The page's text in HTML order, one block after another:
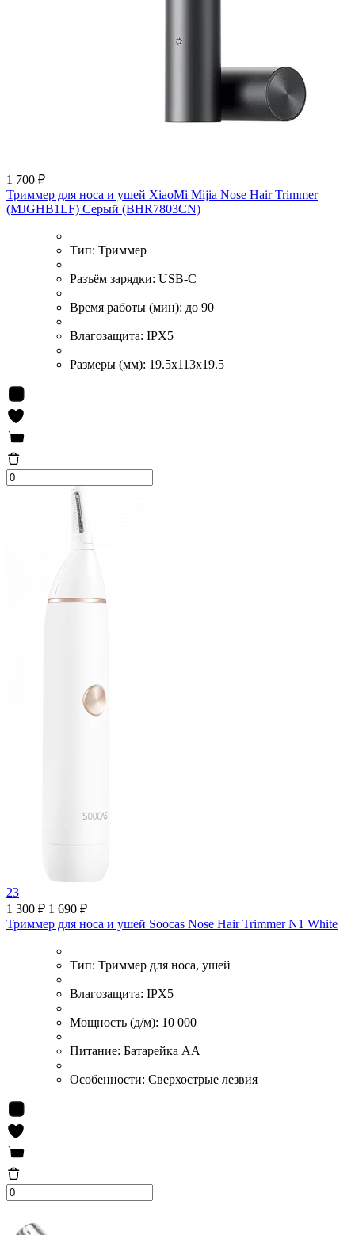
1 700 ₽
Триммер для носа и ушей XiaoMi Mijia Nose Hair Trimmer
(MJGHB1LF) Серый (BHR7803CN)
Тип: Триммер
Разъём зарядки: USB-C
Время работы (мин): до 90
Влагозащита: IPX5
Размеры (мм): 19.5x113x19.5
23
1 300 ₽ 1 690 ₽
Триммер для носа и ушей Soocas Nose Hair Trimmer N1 White
Тип: Триммер для носа, ушей
Влагозащита: IPX5
Мощность (д/м): 10 000
Питание: Батарейка АА
Особенности: Сверхострые лезвия